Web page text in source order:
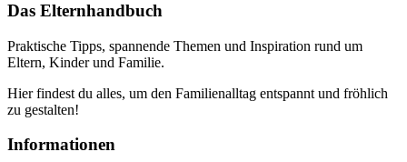
Das Elternhandbuch
Praktische Tipps, spannende Themen und Inspiration rund um
Eltern, Kinder und Familie.
Hier findest du alles, um den Familienalltag entspannt und fröhlich
zu gestalten!
Informationen